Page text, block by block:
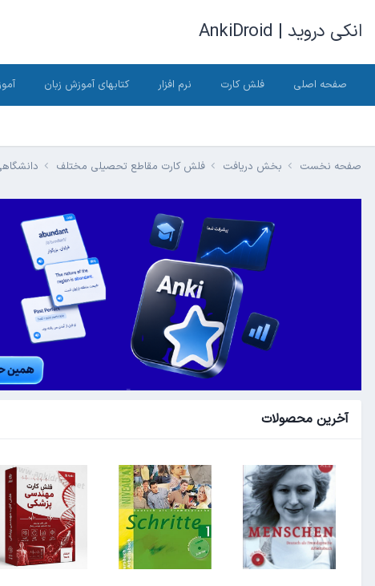
انکی دروید | AnkiDroid
صفحه اصلی فلش کارت نرم افزار کتابهای آموزش زبان
صفحه نخست بخش دریافت فلش کارت مقاطع تحصیلی مختلف
آخرین محصولات